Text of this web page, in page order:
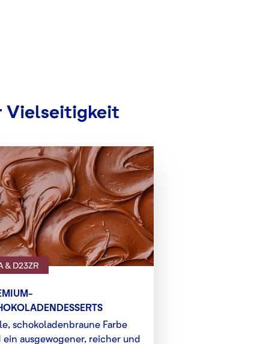
Vielseitigkeit
& D23ZR
schokoladenbraune Farbe
ein ausgewogener, reicher und